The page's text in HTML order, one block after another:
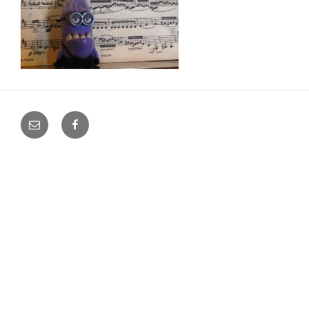
E-
Mail
Facebook